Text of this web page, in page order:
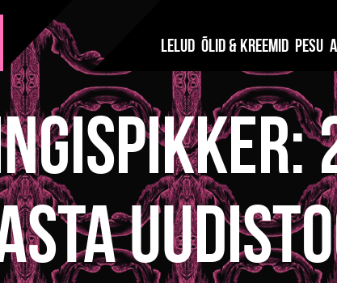
Lelud Õlid & Kreemid Pesu